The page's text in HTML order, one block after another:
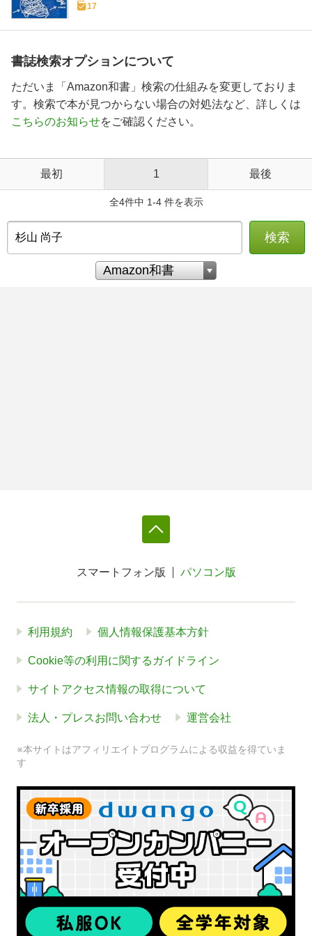
17
書誌検索オプションについて
ただいま「Amazon和書」検索の仕組みを変更しておりま
す。検索で本が見つからない場合の対処法など、詳しくは
こちらのお知らせをご確認ください。
最初 1 最後
全4件中 1-4 件を表示
検索
スマートフォン版 パソコン版
利用規約 個人情報保護基本方針
Cookie等の利用に関するガイドライン
サイトアクセス情報の取得について
法人・プレスお問い合わせ 運営会社
※本サイトはアフィリエイトプログラムによる収益を得ていま
す